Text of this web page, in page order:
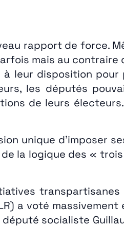
rapport de force.
mais au
leur disposition pour
les députés
de leurs
unique d’imposer
la logique des «
a voté
socialiste